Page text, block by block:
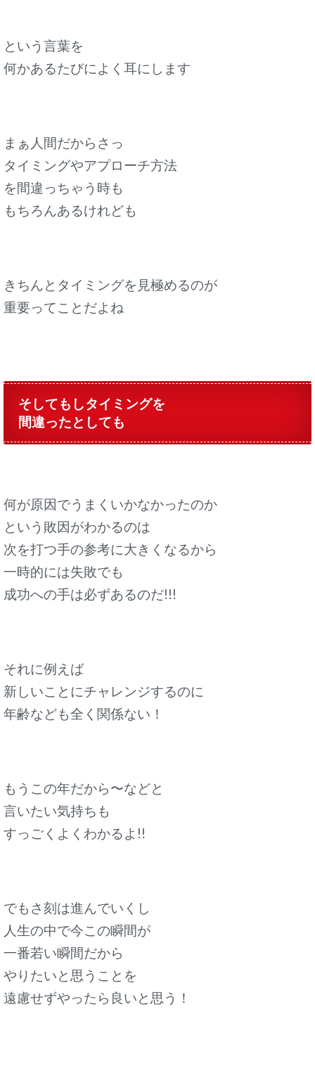
という言葉を
何かあるたびによく耳にします
まぁ人間だからさっ
タイミングやアプローチ方法
を間違っちゃう時も
もちろんあるけれども
きちんとタイミングを見極めるのが
重要ってことだよね
そしてもしタイミングを
間違ったとしても
何が原因でうまくいかなかったのか
という敗因がわかるのは
次を打つ手の参考に大きくなるから
一時的には失敗でも
成功への手は必ずあるのだ!!!
それに例えば
新しいことにチャレンジするのに
年齢なども全く関係ない！
もうこの年だから〜などと
言いたい気持ちも
すっごくよくわかるよ!!
でもさ刻は進んでいくし
人生の中で今この瞬間が
一番若い瞬間だから
やりたいと思うことを
遠慮せずやったら良いと思う！